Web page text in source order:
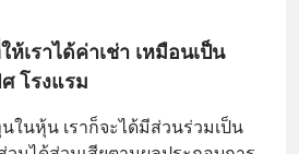
ห้เราได้ค่าเช่า เหมือนเป็น
โรงแรม
ในหุ้น เราก็จะได้มีส่วนร่วมเป็น